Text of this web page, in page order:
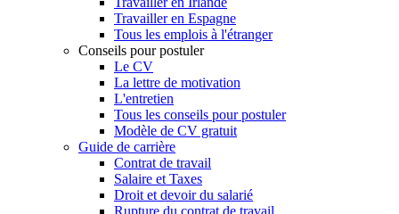
Travailler en Espagne
Tous les emplois à l'étranger
Conseils pour postuler
Le CV
La lettre de motivation
L'entretien
Tous les conseils pour postuler
Modèle de CV gratuit
Guide de carrière
Contrat de travail
Salaire et Taxes
Droit et devoir du salarié
Rupture du contrat de travail